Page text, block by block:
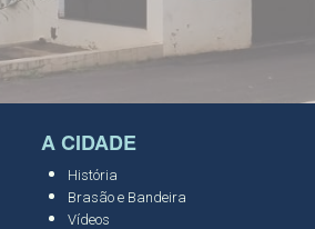
A CIDADE
História
Brasão e Bandeira
Vídeos